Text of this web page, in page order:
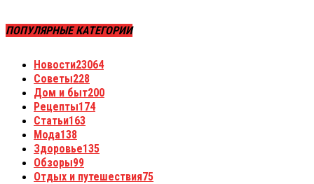
ПОПУЛЯРНЫЕ КАТЕГОРИИ
Новости23064
Советы228
Дом и быт200
Рецепты174
Статьи163
Мода138
Здоровье135
Обзоры99
Отдых и путешествия75